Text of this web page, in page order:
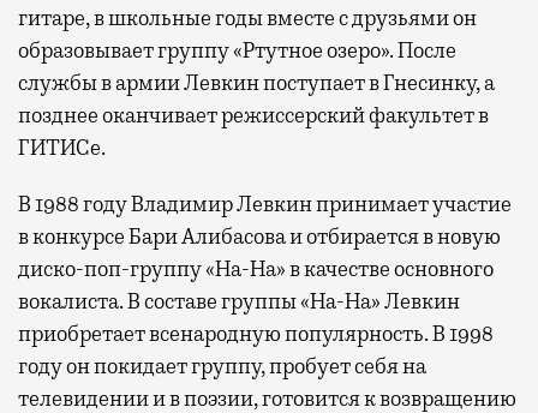
гитаре, в школьные годы вместе с друзьями он
образовывает группу «Ртутное озеро». После
службы в армии Левкин поступает в Гнесинку, а
позднее оканчивает режиссерский факультет в
ГИТИСе.
В 1988 году Владимир Левкин принимает участие
в конкурсе Бари Алибасова и отбирается в новую
диско-поп-группу «На-На» в качестве основного
вокалиста. В составе группы «На-На» Левкин
приобретает всенародную популярность. В 1998
году он покидает группу, пробует себя на
телевидении и в поэзии, готовится к возвращению